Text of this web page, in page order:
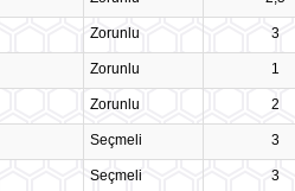
Zorunlu 3
Zorunlu 1
Zorunlu 2
Seçmeli 3
Seçmeli 3